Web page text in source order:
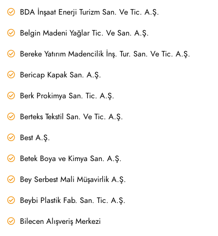
BDA İnşaat Enerji Turizm San. Ve Tic. A.Ş.
Belgin Madeni Yağlar Tic. Ve San. A.Ş.
Bereke Yatırım Madencilik İnş. Tur. San. Ve Tic. A.Ş.
Bericap Kapak San. A.Ş.
Berk Prokimya San. Tic. A.Ş.
Berteks Tekstil San. Ve Tic. A.Ş.
Best A.Ş.
Betek Boya ve Kimya San. A.Ş.
Bey Serbest Mali Müşavirlik A.Ş.
Beybi Plastik Fab. San. Tic. A.Ş.
Bilecen Alışveriş Merkezi